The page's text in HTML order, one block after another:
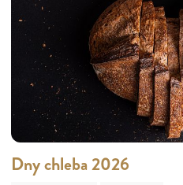
Dny chleba 2026